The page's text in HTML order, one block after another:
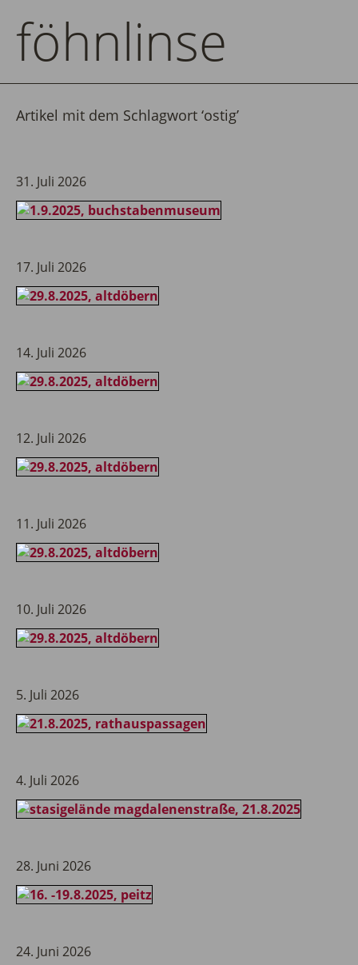
föhnlinse
Artikel mit dem Schlagwort ‘ostig’
31. Juli 2026
17. Juli 2026
14. Juli 2026
12. Juli 2026
11. Juli 2026
10. Juli 2026
5. Juli 2026
4. Juli 2026
28. Juni 2026
24. Juni 2026